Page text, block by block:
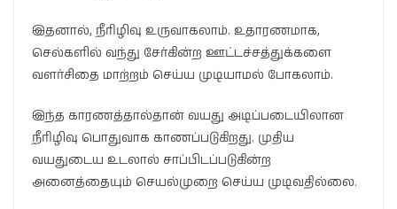
இதனால், நீரிழிவு உருவாகலாம். உதாரணமாக,
செல்களில் வந்து சேர்கின்ற ஊட்டச்சத்துக்களை
வளர்சிதை மாற்றம் செய்ய முடியாமல் போகலாம்.
இந்த காரணத்தால்தான் வயது அடிப்படையிலான
நீரிழிவு பொதுவாக காணப்படுகிறது. முதிய
வயதுடைய உடலால் சாப்பிடப்படுகின்ற
அனைத்தையும் செயல்முறை செய்ய முடிவதில்லை.